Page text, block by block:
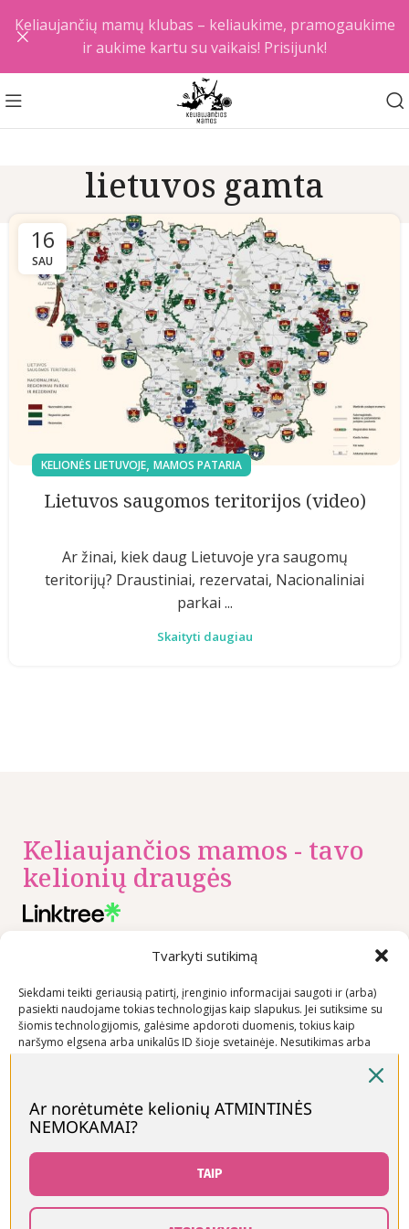
Tvarkyti sutikimą
Siekdami teikti geriausią patirtį, įrenginio informacijai saugoti ir (arba)
pasiekti naudojame tokias technologijas kaip slapukus. Jei sutiksime su
šiomis technologijomis, galėsime apdoroti duomenis, tokius kaip
naršymo elgsena arba unikalūs ID šioje svetainėje. Nesutikimas arba
Neigti
Peržiūrėti nuostatas
lietuvos gamta
16
SAU
KELIONĖS LIETUVOJE, MAMOS PATARIA
Lietuvos saugomos teritorijos (video)
Ar žinai, kiek daug Lietuvoje yra saugomų
teritorijų? Draustiniai, rezervatai, Nacionaliniai
parkai ...
Skaityti daugiau
Keliaujančios mamos - tavo
kelionių draugės
Privatumo
politika
Prekių
taisyklės
Prekių
Rekomenduojame
+370 600
03600
Keliaujančių mamų klubas – keliaukime, pramogaukime
ir aukime kartu su vaikais! Prisijunk!
Ar norėtumėte kelionių ATMINTINĖS
NEMOKAMAI?
TAIP